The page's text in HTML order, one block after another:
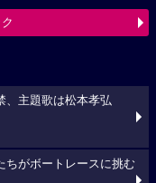
、主題歌は松本孝弘
ちがボートレースに挑む